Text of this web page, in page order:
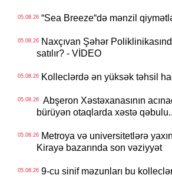
05.08.26“Sea Breeze“də mənzil
05.08.26Naxçıvan Şəhər
satılır? - VİDEO
05.08.26Kolleclərdə ən yüksək təhsil
05.08.26Abşeron Xəstəxanasının
bürüyən otaqlarda xəstə
05.08.26Metroya və universitetlərə
Kirayə bazarında son vəziyyət
05.08.269-cu sinif məzunları bu